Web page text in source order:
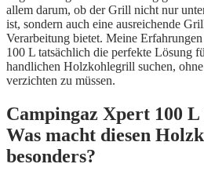
allem darum, ob der Grill nicht nur
ist, sondern auch eine ausreichende
Verarbeitung bietet. Meine
100 L tatsächlich die perfekte Lösung
handlichen Holzkohlegrill suchen,
verzichten zu müssen.
Campingaz Xpert 100
Was macht diesen
besonders?